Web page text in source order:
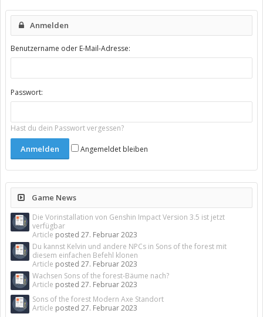
Anmelden
Benutzername oder E-Mail-Adresse:
Passwort:
Hast du dein Passwort vergessen?
Angemeldet bleiben
Game News
Die Vorinstallation von Genshin Impact Version 3.5 ist jetzt
verfügbar
Article posted 27. Februar 2023
Du kannst Kelvin und andere NPCs in Sons of the forest mit
diesem einfachen Befehl klonen
Article posted 27. Februar 2023
Wachsen Sons of the forest-Bäume nach?
Article posted 27. Februar 2023
Sons of the forest Modern Axe Standort
Article posted 27. Februar 2023